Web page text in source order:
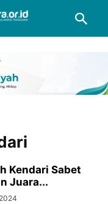
Kendari Sabet
Juara...